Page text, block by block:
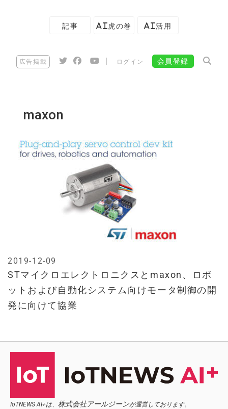
記事 AI虎の巻 AI活用
広告掲載 ログイン 会員登録
maxon
STマイクロエレクトロニクスとmaxon、ロボ
ットおよび自動化システム向けモータ制御の開
発に向けて協業
2019-12-09
IoTNEWS AI+は、 株式会社アールジーンが運営しております。